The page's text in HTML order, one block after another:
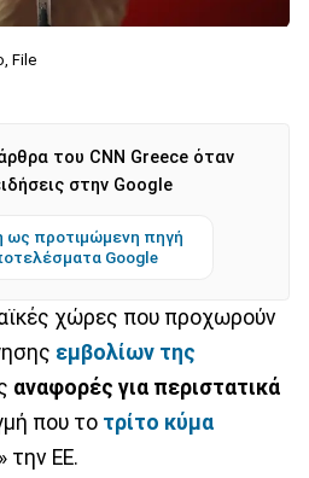
File
του CNN Greece όταν
στην Google
ως προτιμώμενη πηγή
Google
χώρες που προχωρούν
εμβoλίων της
αναφορές για περιστατικά
που το τρίτο κύμα
την ΕΕ.